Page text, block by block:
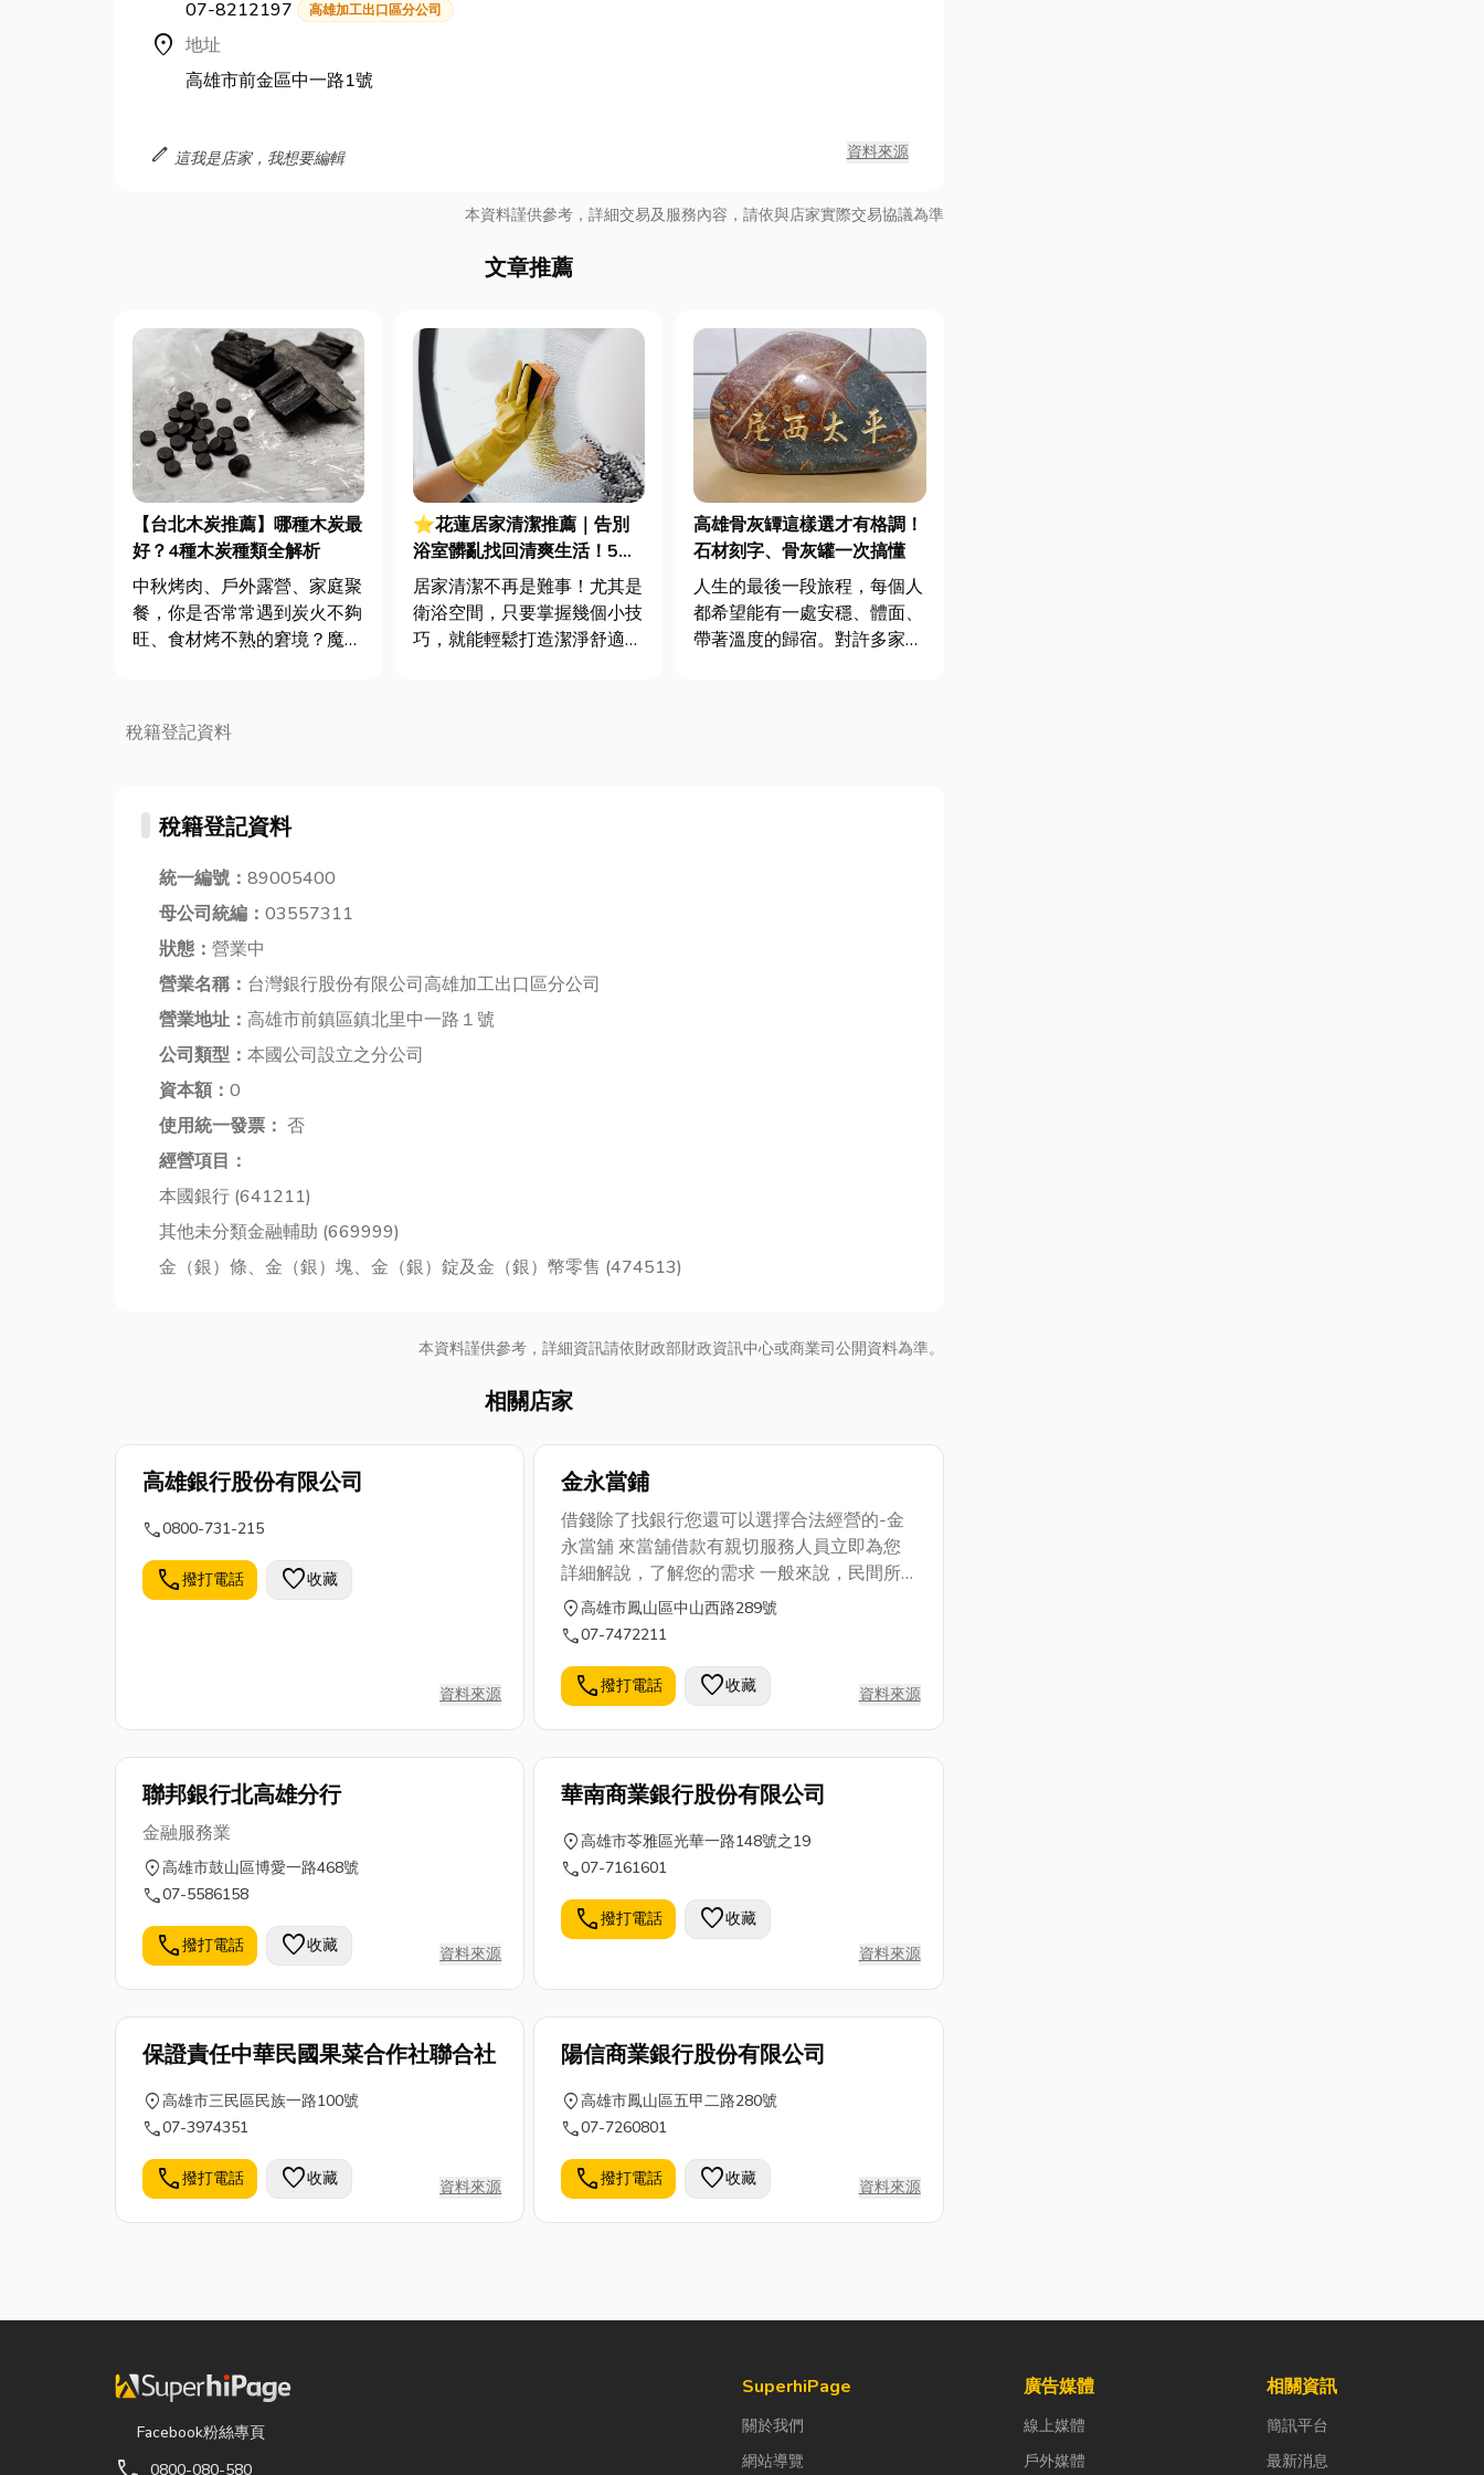
07-8212197 高雄加工出口區分公司
location_on 地址
高雄市前金區中一路1號
edit 這我是店家，我想要編輯 資料來源
本資料謹供參考，詳細交易及服務內容，請依與店家實際交易協議為準
文章推薦
【台北木炭推薦】哪種木炭最
好？4種木炭種類全解析
中秋烤肉、戶外露營、家庭聚
餐，你是否常常遇到炭火不夠
旺、食材烤不熟的窘境？魔鬼
不同的木炭在燃燒特性、火力
穩定性、香氣表現上差異甚
折扣。想...
⭐花蓮居家清潔推薦｜告別
浴室髒亂找回清爽生活！5撇
步居家清潔技巧分享
居家清潔不再是難事！尤其是
衛浴空間，只要掌握幾個小技
巧，就能輕鬆打造潔淨舒適的
高雄骨灰罈這樣選才有格調！
石材刻字、骨灰罐一次搞懂
人生的最後一段旅程，每個人
都希望能有一處安穩、體面、
帶著溫度的歸宿。對許多家庭
稅籍登記資料
稅籍登記資料
統一編號： 89005400
母公司統編： 03557311
狀態： 營業中
營業名稱： 台灣銀行股份有限公司高雄加工出口區分公司
營業地址： 高雄市前鎮區鎮北里中一路１號
公司類型： 本國公司設立之分公司
資本額： 0
使用統一發票： 否
經營項目：
本國銀行 (641211)
其他未分類金融輔助 (669999)
金（銀）條、金（銀）塊、金（銀）錠及金（銀）幣零售 (474513)
本資料謹供參考，詳細資訊請依財政部財政資訊中心或商業司公開資料為準。
相關店家
高雄銀行股份有限公司
call0800-731-215
call撥打電話 favorite收藏
資料來源
金永當鋪
借錢除了找銀行您還可以選擇合法經營的-金
永當舖 來當舖借款有親切服務人員立即為您
詳細解說，了解您的需求 一般來說，民間所
經營的融資公司跟銀行比較起來，最大的差別
在於銀行的利率低，但是門檻較高，且借貸手
是想向銀行借貸，較難審核通過，若是短期週
轉，民間的融資公司雖然利息較銀行高，但整
體所需花費的相關費用，甚至比銀行還要低。
因為在向銀行申辦貸款時，有需多令人眼花撩
亂的規費，例如：開辦費、信保費、手續費、
風管費...等，若提前結清還要收取提前結清的
違約金，這樣算下來，短期週轉就真的很划不
來了，而當舖的利率雖較高，但若急需現金應
您誠信可靠讓您安心。
location_on高雄市鳳山區中山西路289號
call07-7472211
call撥打電話 favorite收藏 資料來源
聯邦銀行北高雄分行
金融服務業
location_on高雄市鼓山區博愛一路468號
call07-5586158
call撥打電話 favorite收藏 資料來源
華南商業銀行股份有限公司
location_on高雄市苓雅區光華一路148號之19
call07-7161601
call撥打電話 favorite收藏
資料來源
保證責任中華民國果菜合作社聯合社
location_on高雄市三民區民族一路100號
call07-3974351
call撥打電話 favorite收藏 資料來源
陽信商業銀行股份有限公司
location_on高雄市鳳山區五甲二路280號
call07-7260801
call撥打電話 favorite收藏 資料來源
Facebook粉絲專頁
0800-080-580
SuperhiPage
關於我們
網站導覽
廣告媒體
線上媒體
戶外媒體
相關資訊
簡訊平台
最新消息